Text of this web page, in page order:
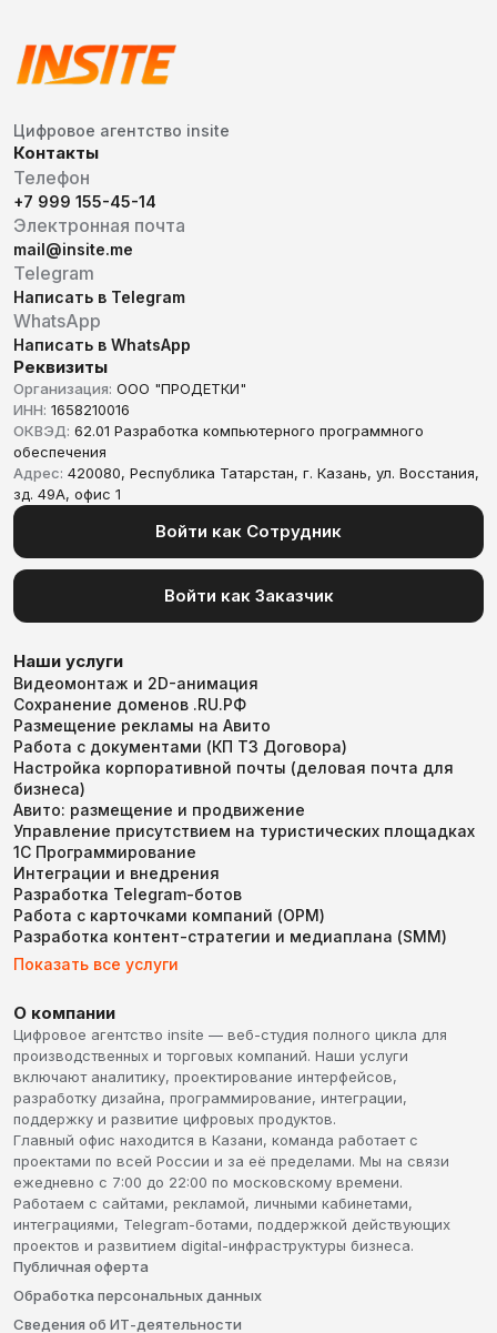
Цифровое агентство insite
Контакты
Телефон
+7 999 155-45-14
Электронная почта
mail@insite.me
Telegram
Написать в Telegram
WhatsApp
Написать в WhatsApp
Реквизиты
Организация: ООО "ПРОДЕТКИ"
ИНН: 1658210016
ОКВЭД: 62.01 Разработка компьютерного программного
обеспечения
Адрес: 420080, Республика Татарстан, г. Казань, ул. Восстания,
зд. 49А, офис 1
Войти как Сотрудник
Войти как Заказчик
Наши услуги
Видеомонтаж и 2D-анимация
Сохранение доменов .RU.РФ
Размещение рекламы на Авито
Работа с документами (КП ТЗ Договора)
Настройка корпоративной почты (деловая почта для
бизнеса)
Авито: размещение и продвижение
Управление присутствием на туристических площадках
1С Программирование
Интеграции и внедрения
Разработка Telegram-ботов
Работа с карточками компаний (ОРМ)
Разработка контент-стратегии и медиаплана (SMM)
Показать все услуги
О компании
Цифровое агентство insite — веб-студия полного цикла для
производственных и торговых компаний. Наши услуги
включают аналитику, проектирование интерфейсов,
разработку дизайна, программирование, интеграции,
поддержку и развитие цифровых продуктов.
Главный офис находится в Казани, команда работает с
проектами по всей России и за её пределами. Мы на связи
ежедневно с 7:00 до 22:00 по московскому времени.
Работаем с сайтами, рекламой, личными кабинетами,
интеграциями, Telegram-ботами, поддержкой действующих
проектов и развитием digital-инфраструктуры бизнеса.
Публичная оферта
Обработка персональных данных
Сведения об ИТ-деятельности